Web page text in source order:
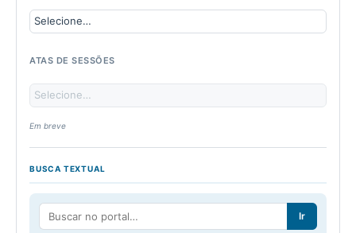
ATAS DE SESSÕES
Em breve
BUSCA TEXTUAL
Ir